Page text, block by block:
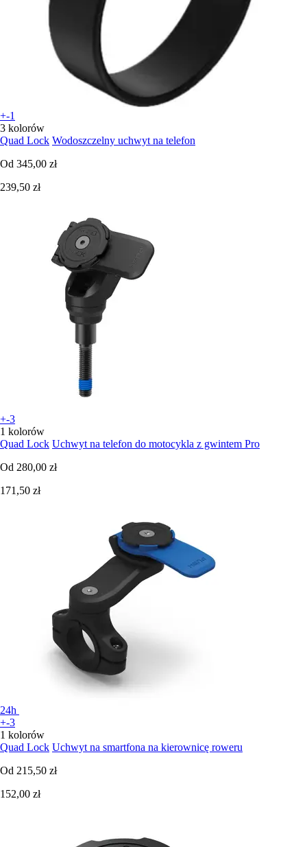
+-1
3 kolorów
Quad Lock Wodoszczelny uchwyt na telefon
Od 345,00 zł
239,50 zł
+-3
1 kolorów
Quad Lock Uchwyt na telefon do motocykla z gwintem Pro
Od 280,00 zł
171,50 zł
24h
+-3
1 kolorów
Quad Lock Uchwyt na smartfona na kierownicę roweru
Od 215,50 zł
152,00 zł